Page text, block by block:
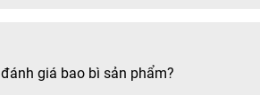
giá bao bì sản phẩm?